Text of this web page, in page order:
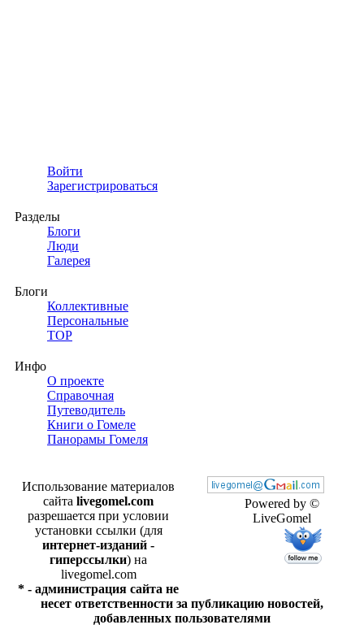
Войти
Зарегистрироваться
Разделы
Блоги
Люди
Галерея
Блоги
Коллективные
Персональные
TOP
Инфо
О проекте
Справочная
Путеводитель
Книги о Гомеле
Панорамы Гомеля
Powered by ©
LiveGomel
Использование материалов
сайта livegomel.com
разрешается при условии
установки ссылки (для
интернет-изданий -
гиперссылки) на
livegomel.com
* - администрация сайта не
несет ответственности за публикацию новостей,
добавленных пользователями